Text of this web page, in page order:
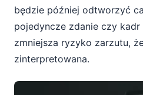
będzie później odtworzyć
pojedyncze zdanie czy kadr
zmniejsza ryzyko zarzutu,
zinterpretowana.